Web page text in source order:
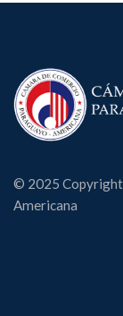
© 2025 Copyright
Americana